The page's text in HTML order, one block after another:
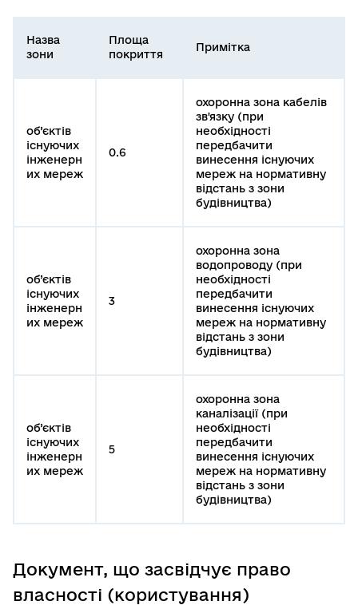
Назва
зони
Площа
покриття
Примітка
об’єктів
існуючих
інженерн
их мереж
0.6
охоронна зона кабелів
зв'язку (при
необхідності
передбачити
винесення існуючих
мереж на нормативну
відстань з зони
будівництва)
об’єктів
існуючих
інженерн
их мереж
3
охоронна зона
водопроводу (при
необхідності
передбачити
винесення існуючих
мереж на нормативну
відстань з зони
будівництва)
об’єктів
існуючих
інженерн
их мереж
5
охоронна зона
каналізації (при
необхідності
передбачити
винесення існуючих
мереж на нормативну
відстань з зони
будівництва)
Документ, що засвідчує право
власності (користування)